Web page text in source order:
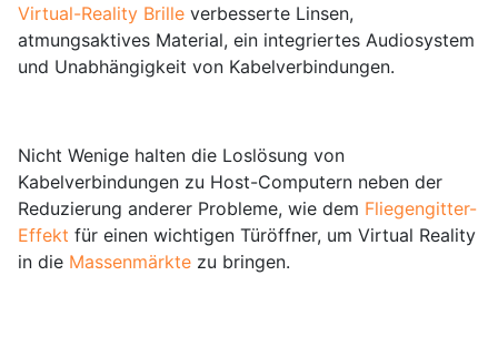
Virtual-Reality Brille verbesserte Linsen,
atmungsaktives Material, ein integriertes Audiosystem
und Unabhängigkeit von Kabelverbindungen.
Nicht Wenige halten die Loslösung von
Kabelverbindungen zu Host-Computern neben der
Reduzierung anderer Probleme, wie dem Fliegengitter-
Effekt für einen wichtigen Türöffner, um Virtual Reality
in die Massenmärkte zu bringen.